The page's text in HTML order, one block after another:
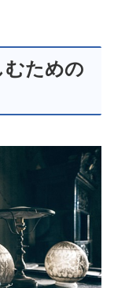
むための